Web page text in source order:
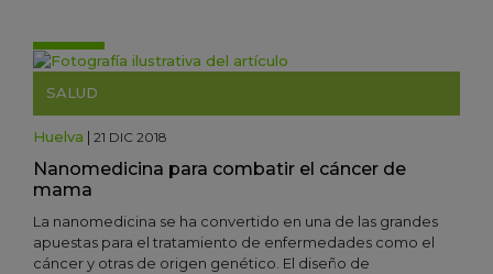
SALUD
Huelva | 21 DIC 2018
Nanomedicina para combatir el cáncer de
mama
La nanomedicina se ha convertido en una de las grandes
apuestas para el tratamiento de enfermedades como el
cáncer y otras de origen genético. El diseño de